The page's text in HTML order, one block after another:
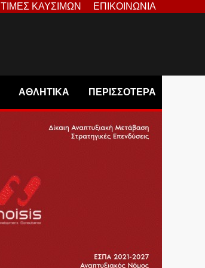
ΤΙΜΕΣ ΚΑΥΣΙΜΩΝ ΕΠΙΚΟΙΝΩΝΙΑ
ΑΘΛΗΤΙΚΑ ΠΕΡΙΣΣΟΤΕΡΑ